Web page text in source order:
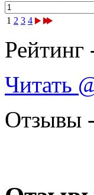
1 2 3 4
Рейтинг
Читать
Отзывы